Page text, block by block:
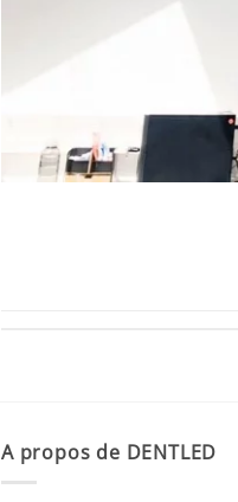
A propos de DENTLED